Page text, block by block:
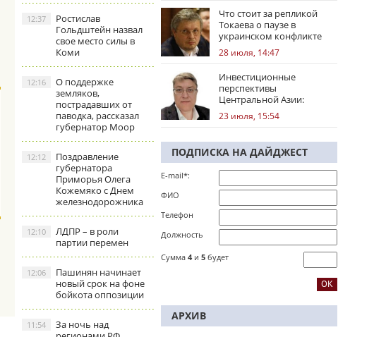
Ростислав
Гольдштейн назвал
свое место силы в
Коми
12:37
О поддержке
земляков,
пострадавших от
паводка, рассказал
губернатор Моор
12:16
Поздравление
губернатора
Приморья Олега
Кожемяко с Днем
железнодорожника
12:12
ЛДПР – в роли
партии перемен
12:10
Пашинян начинает
новый срок на фоне
бойкота оппозиции
12:06
За ночь над
11:54
Что стоит за репликой
Токаева о паузе в
украинском конфликте
28 июля, 14:47
Инвестиционные
перспективы
Центральной Азии:
региональные тренды
23 июля, 15:54
ПОДПИСКА НА ДАЙДЖЕСТ
E-mail*:
ФИО
Телефон
Должность
Сумма 4 и 5 будет
АРХИВ